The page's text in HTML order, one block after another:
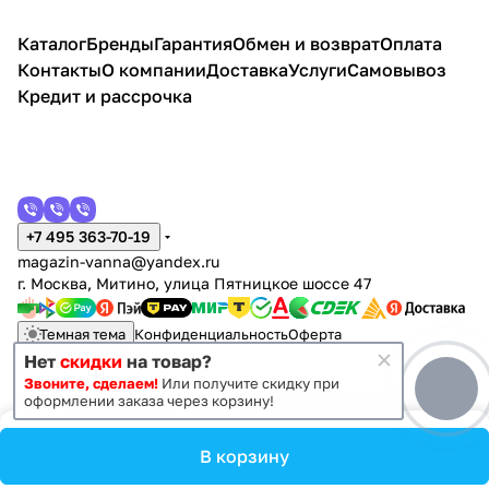
Стакан для ванной комнаты
Grocenberg AC0021BG, графит
2 430 ₽ x 1 шт
Стакан для ванной комнаты
AC0063BG, графит
2 106 ₽ x 1 шт
Полотенцедержатель двойной
Grocenberg AC0055BG, графит
5 751 ₽ x 1 шт6 390 ₽
В корзину
КаталогБрендыГарантияОбмен и возвратОплата
КонтактыО компанииДоставкаУслугиСамовывоз
Кредит и рассрочка
+7 495 363-70-19
magazin-vanna@yandex.ru
г. Москва, Митино, улица Пятницкое шоссе 47
Темная тема КонфиденциальностьОферта
© 2011 - 2026 Vanna-vanna.ru
Нет скидки на товар?
Звоните, сделаем! Или получите скидку при
оформлении заказа через корзину!